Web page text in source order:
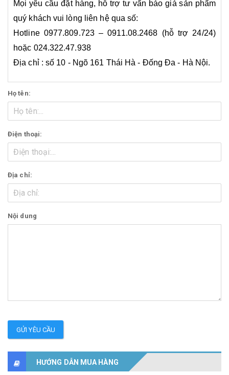
Mọi yêu cầu đặt hàng, hỗ trợ tư vấn báo giá sản phẩm
quý khách vui lòng liên hệ qua số:
Hotline 0977.809.723 – 0911.08.2468 (hỗ trợ 24/24)
hoặc 024.322.47.938
Địa chỉ : số 10 - Ngõ 161 Thái Hà - Đống Đa - Hà Nội.
Họ tên:
Điện thoại:
Địa chỉ:
Nội dung
GỬI YÊU CẦU
HƯỚNG DẪN MUA HÀNG